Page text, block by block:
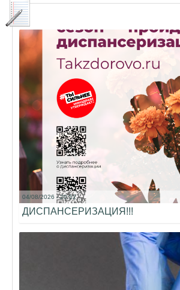
04/08/2026 - 20:52
ДИСПАНСЕРИЗАЦИЯ!!!